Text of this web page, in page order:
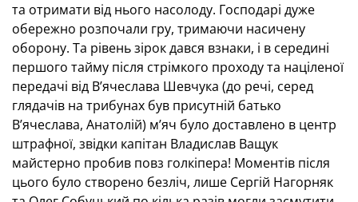
та отримати від нього насолоду. Господарі дуже
обережно розпочали гру, тримаючи насичену
оборону. Та рівень зірок дався взнаки, і в середині
першого тайму після стрімкого проходу та націленої
передачі від В’ячеслава Шевчука (до речі, серед
глядачів на трибунах був присутній батько
В’ячеслава, Анатолій) м’яч було доставлено в центр
штрафної, звідки капітан Владислав Ващук
майстерно пробив повз голкіпера! Моментів після
цього було створено безліч, лише Сергій Нагорняк